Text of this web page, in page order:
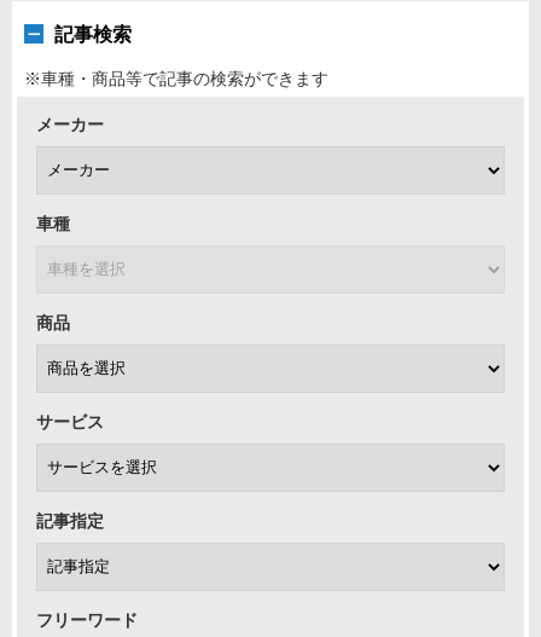
記事検索
※車種・商品等で記事の検索ができます
メーカー
車種
商品
サービス
記事指定
フリーワード